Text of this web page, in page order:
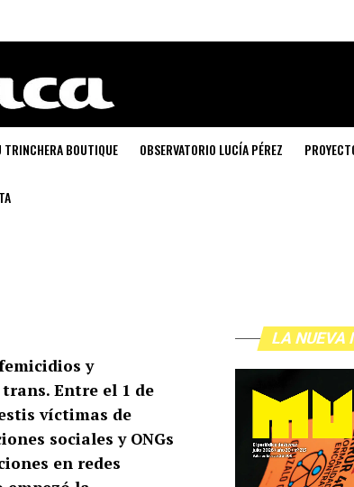
TRINCHERA BOUTIQUE OBSERVATORIO LUCÍA PÉREZ
y
Entre el 1 de
víctimas de
sociales y ONGs
en redes
LA NUEVA